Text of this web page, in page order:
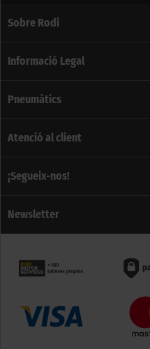
Sobre Rodi
Informació Legal
Pneumàtics
Atenció al client
¡Segueix-nos!
Newsletter